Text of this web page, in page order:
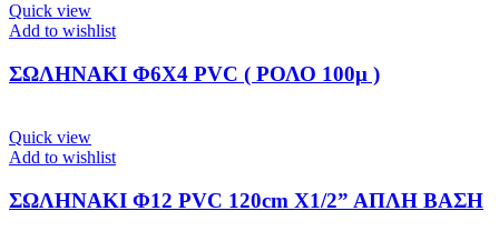
Quick view
Add to wishlist
ΣΩΛΗΝΑΚΙ Φ6Χ4 PVC ( ΡΟΛΟ 100μ )
Quick view
Add to wishlist
ΣΩΛΗΝΑΚΙ Φ12 PVC 120cm Χ1/2” ΑΠΛΗ ΒΑΣΗ